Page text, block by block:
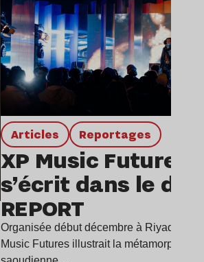
Articles Reportages
XP Music Futures
s’écrit dans le
REPORT
Organisée début décembre à Riyad, la
Music Futures illustrait la métamorphose